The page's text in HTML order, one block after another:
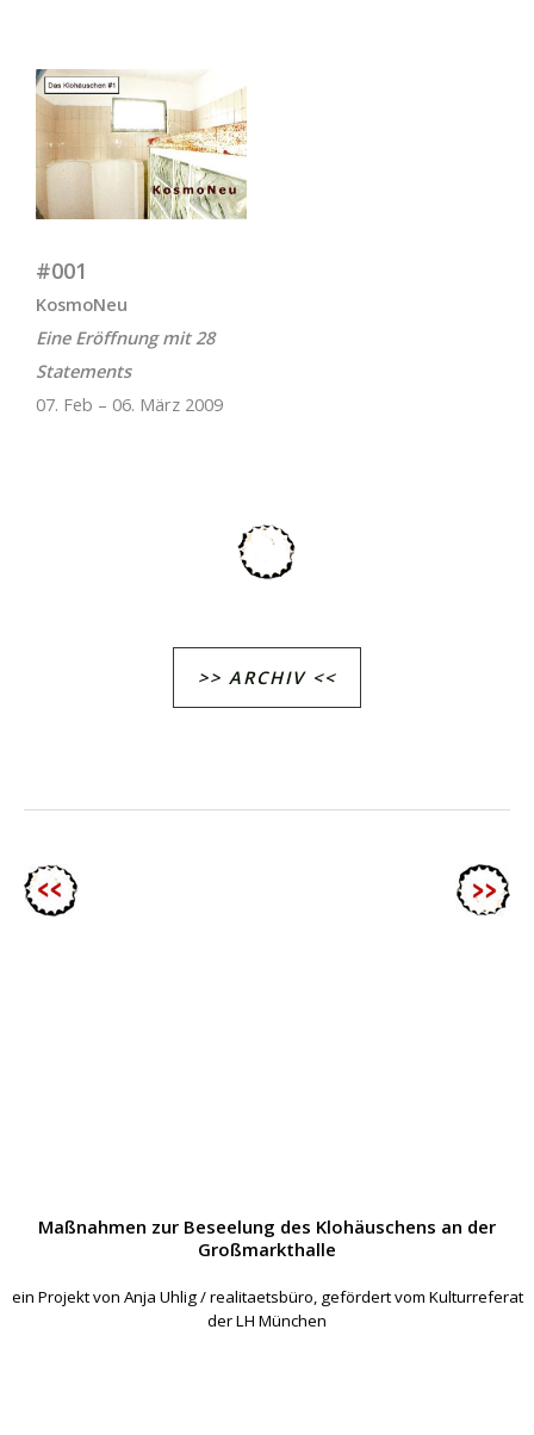
#001
KosmoNeu
Eine Eröffnung mit 28
Statements
07. Feb – 06. März 2009
>> ARCHIV <<
Maßnahmen zur Beseelung des Klohäuschens an der
Großmarkthalle
ein Projekt von Anja Uhlig / realitaetsbüro, gefördert vom Kulturreferat
der LH München